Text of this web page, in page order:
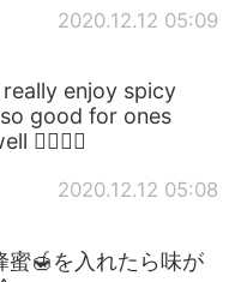
2020.12.12 05:09
enjoy spicy
good for ones
👍🏻✌🏻
2020.12.12 05:08
蜜🍯を入れたら味が